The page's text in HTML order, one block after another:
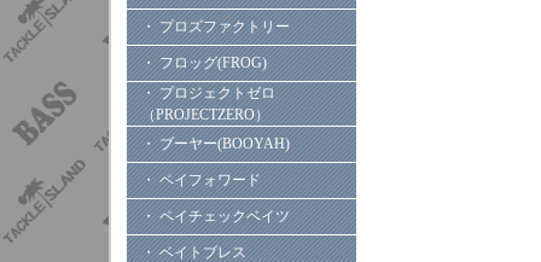
・ プロズファクトリー
・ フロッグ(FROG)
・ プロジェクトゼロ
（PROJECTZERO）
・ ブーヤー(BOOYAH)
・ ペイフォワード
・ ペイチェックベイツ
・ ベイトブレス